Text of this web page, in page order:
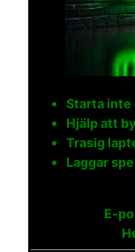
Starta inte
Hjälp att
Trasig
Laggar
E-